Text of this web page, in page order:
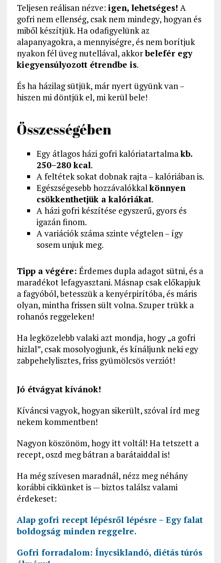
Teljesen reálisan nézve: igen, lehetséges! A
gofri nem ellenség, csak nem mindegy, hogyan és
miből készítjük. Ha odafigyelünk az
alapanyagokra, a mennyiségre, és nem borítjuk
nyakon fél üveg nutellával, akkorbelefér egy
kiegyensúlyozott étrendbe is.
És ha házilag sütjük, már nyert ügyünk van –
hiszen mi döntjük el, mi kerül bele!
Összességében
Egy átlagos házi gofri kalóriatartalmakb.
250–280 kcal.
A feltétek sokat dobnak rajta – kalóriában is.
Egészségesebb hozzávalókkalkönnyen
csökkenthetjük a kalóriákat.
A házi gofri készítése egyszerű, gyors és
igazán finom.
A variációk száma szinte végtelen – így
sosem unjuk meg.
Tipp a végére: Érdemes dupla adagot sütni, és a
maradékot lefagyasztani. Másnap csak előkapjuk
a fagyóból, betesszük a kenyérpirítóba, és máris
olyan, mintha frissen sült volna. Szuper trükk a
rohanós reggeleken!
Ha legközelebb valaki azt mondja, hogy „a gofri
hizlal”, csak mosolyogjunk, és kínáljunk neki egy
zabpehelylisztes, friss gyümölcsös verziót!
Jó étvágyat kívánok!
Kíváncsi vagyok, hogyan sikerült, szóval írd meg
nekem kommentben!
Nagyon köszönöm, hogy itt voltál! Ha tetszett a
recept, oszd meg bátran a barátaiddal is!
Ha még szívesen maradnál, nézz meg néhány
korábbi cikkünket is — biztos találsz valami
érdekeset:
Alap gofri recept lépésről lépésre – Egy falat
boldogság minden reggelre.
Gofri forradalom: Ínycsiklandó, diétás túrós